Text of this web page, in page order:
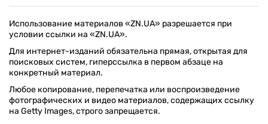
Использование материалов «ZN.UA» разрешается при
условии ссылки на «ZN.UA».
Для интернет-изданий обязательна прямая, открытая для
поисковых систем, гиперссылка в первом абзаце на
конкретный материал.
Любое копирование, перепечатка или воспроизведение
фотографических и видео материалов, содержащих ссылку
на Getty Images, строго запрещается.